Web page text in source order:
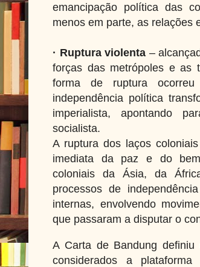
emancipação política das
menos em parte, as relações
· Ruptura violenta –
forças das metrópoles e as
forma de ruptura
independência política
imperialista, apontando
socialista.
A ruptura dos laços
imediata da paz e do
coloniais da Ásia, da
processos de
internas, envolvendo
que passaram a disputar o
A Carta de Bandung
considerados a